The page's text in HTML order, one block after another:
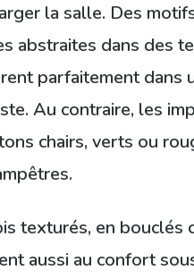
la salle. Des
abstraites dans des
parfaitement dans
Au contraire, les
chairs, verts ou
texturés, en bouclés
aussi au confort